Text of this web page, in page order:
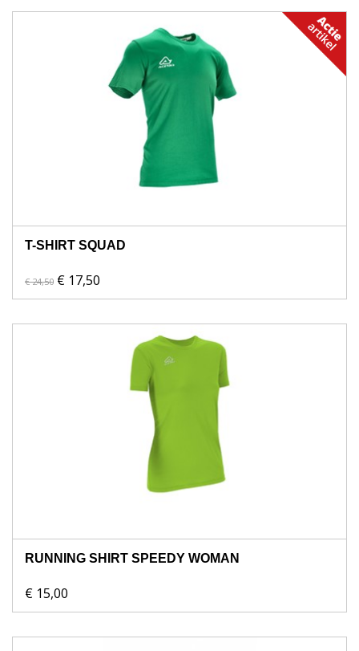
T-SHIRT SQUAD
€ 24,50 € 17,50
RUNNING SHIRT SPEEDY WOMAN
€ 15,00